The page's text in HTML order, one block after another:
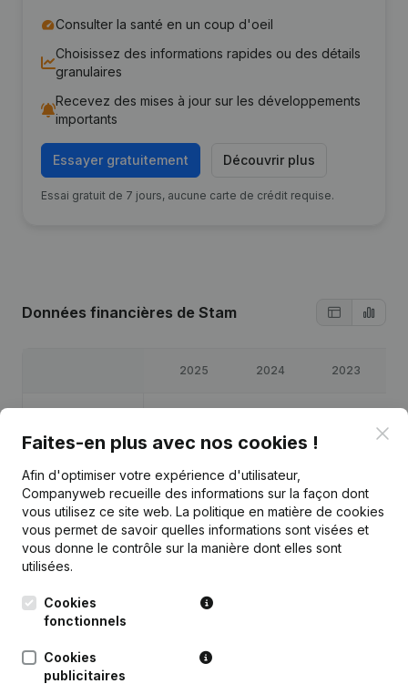
Consulter la santé en un coup d'oeil
Choisissez des informations rapides ou des détails
granulaires
Recevez des mises à jour sur les développements
importants
Essayer gratuitement Découvrir plus
Essai gratuit de 7 jours, aucune carte de crédit requise.
Données financières de Stam
2025 2024 2023
Marge brute € 253 530 €121 260
Personnel 2,2 1,9
Publications
Faites-en plus avec nos cookies !
Afin d'optimiser votre expérience d'utilisateur,
Companyweb recueille des informations sur la façon dont
vous utilisez ce site web. La politique en matière de cookies
vous permet de savoir quelles informations sont visées et
vous donne le contrôle sur la manière dont elles sont
utilisées.
Cookies
fonctionnels
Cookies
publicitaires